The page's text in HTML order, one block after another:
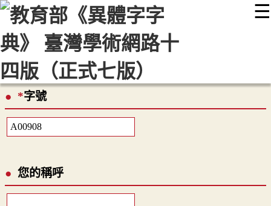
☰
::: 最新消息 常見問題 編輯說明
顯示模式
網站導覽
*字號
您的稱呼